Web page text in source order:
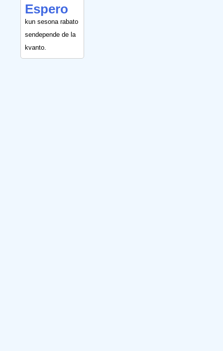
Espero
kun sesona rabato
sendepende de la
kvanto.